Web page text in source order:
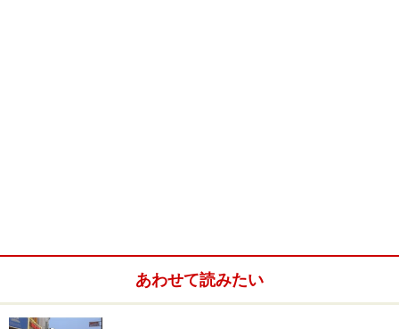
今では多くの中華系タイ人は、タイ人としての教育を受
あわせて読みたい